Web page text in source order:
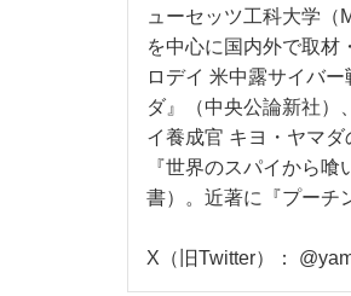
ューセッツ工科大学
を中心に国内外で取材
ロデイ 米中露サイバ
ダ』（中央公論新社）
イ養成官 キヨ・ヤマ
『世界のスパイから
書）。近著に『プーチ
X（旧Twitter）：